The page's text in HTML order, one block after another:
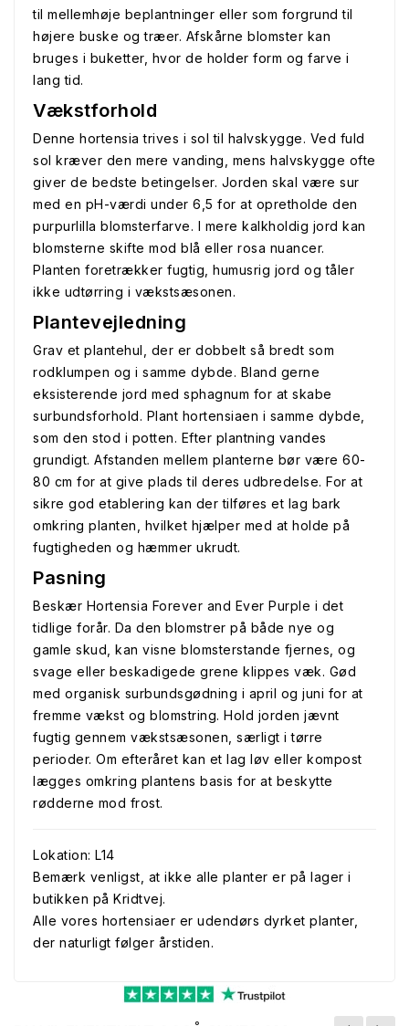
til mellemhøje beplantninger eller som forgrund til
højere buske og træer. Afskårne blomster kan
bruges i buketter, hvor de holder form og farve i
lang tid.
Vækstforhold
Denne hortensia trives i sol til halvskygge. Ved fuld
sol kræver den mere vanding, mens halvskygge ofte
giver de bedste betingelser. Jorden skal være sur
med en pH-værdi under 6,5 for at opretholde den
purpurlilla blomsterfarve. I mere kalkholdig jord kan
blomsterne skifte mod blå eller rosa nuancer.
Planten foretrækker fugtig, humusrig jord og tåler
ikke udtørring i vækstsæsonen.
Plantevejledning
Grav et plantehul, der er dobbelt så bredt som
rodklumpen og i samme dybde. Bland gerne
eksisterende jord med sphagnum for at skabe
surbundsforhold. Plant hortensiaen i samme dybde,
som den stod i potten. Efter plantning vandes
grundigt. Afstanden mellem planterne bør være 60-
80 cm for at give plads til deres udbredelse. For at
sikre god etablering kan der tilføres et lag bark
omkring planten, hvilket hjælper med at holde på
fugtigheden og hæmmer ukrudt.
Pasning
Beskær Hortensia Forever and Ever Purple i det
tidlige forår. Da den blomstrer på både nye og
gamle skud, kan visne blomsterstande fjernes, og
svage eller beskadigede grene klippes væk. Gød
med organisk surbundsgødning i april og juni for at
fremme vækst og blomstring. Hold jorden jævnt
fugtig gennem vækstsæsonen, særligt i tørre
perioder. Om efteråret kan et lag løv eller kompost
lægges omkring plantens basis for at beskytte
rødderne mod frost.
Lokation: L14
Bemærk venligst, at ikke alle planter er på lager i
butikken på Kridtvej.
Alle vores hortensiaer er udendørs dyrket planter,
der naturligt følger årstiden.